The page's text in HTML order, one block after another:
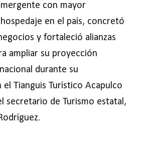
con mayor
en el país, concretó
y fortaleció alianzas
ampliar su proyección
durante su
Tianguis Turístico Acapulco
secretario de Turismo estatal,